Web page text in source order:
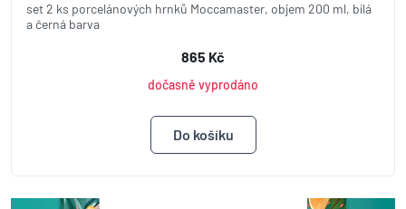
set 2 ks porcelánových hrnků Moccamaster, objem 200 ml, bílá
a černá barva
865 Kč
dočasně vyprodáno